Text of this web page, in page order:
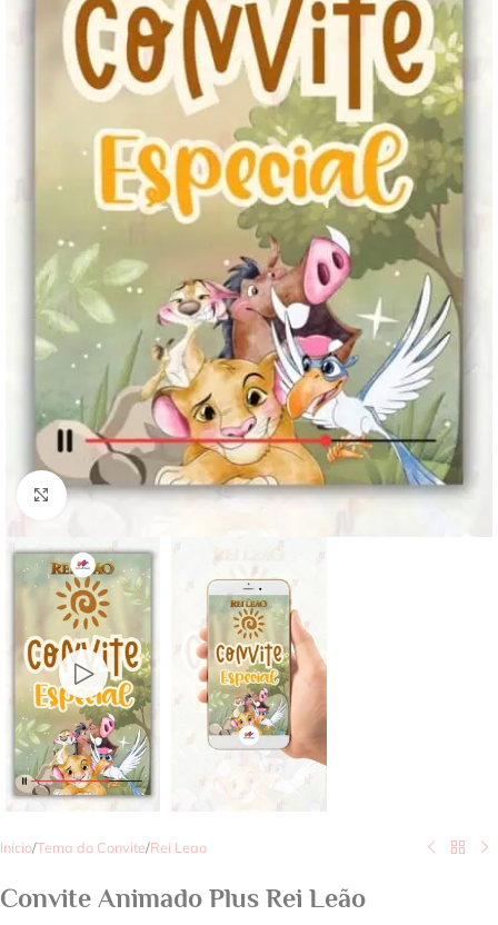
Clique para ampliar
Início/Tema do Convite/Rei Leao
Convite Animado Plus Rei Leão